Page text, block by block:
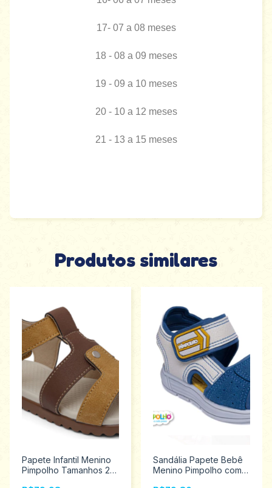
17- 07 a 08 meses
18 - 08 a 09 meses
19 - 09 a 10 meses
20 - 10 a 12 meses
21 - 13 a 15 meses
Produtos similares
Papete Infantil Menino
Pimpolho Tamanhos 22
Sandália Papete Bebê
Menino Pimpolho com